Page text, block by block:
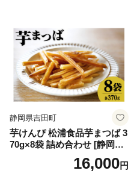
誕生日 カップ 詰め合わせ バ
ラエティ | バニラ チョコレー
ト ストロベリー ピスタチオ
バニラ＆クッキー ウベ 沖縄
紅イモ 塩ちんすこう 沖縄シ
ークヮーサー 沖縄黒糖 琉球
ロイヤルミルクティ 沖縄パ
イン
静岡県吉田町
芋けんぴ 松浦食品芋まつば 3
70g×8袋 詰め合わせ [静岡伊
勢丹(松浦食品) 静岡県 吉田町
22424274] 芋ケンピ セット
16,000円